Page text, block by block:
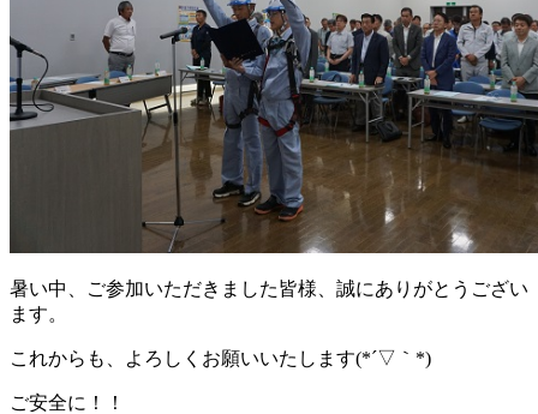
暑い中、ご参加いただきました皆様、誠にありがとうござい
ます。
これからも、よろしくお願いいたします(*´▽｀*)
ご安全に！！